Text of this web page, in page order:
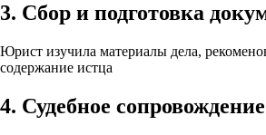
3. Сбор и подготовка
Юрист изучила материалы дела,
содержание истца
4. Судебное сопровождение